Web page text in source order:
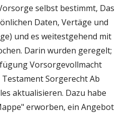
selbst bestimmt, Das
Daten, Vertäge und
und es weitestgehend mit
Darin wurden geregelt;
Vorsorgevollmacht
Sorgerecht Ab
aktualisieren. Dazu habe
erworben, ein Angebot